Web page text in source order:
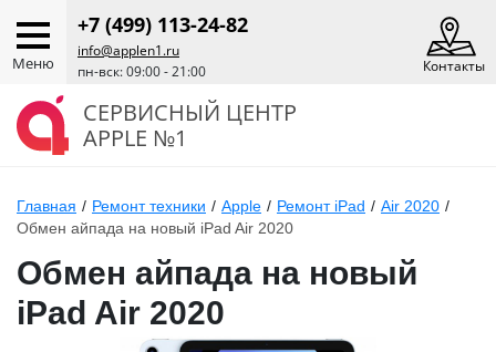
Меню
+7 (499) 113-24-82
info@applen1.ru
пн-вск: 09:00 - 21:00
Контакты
СЕРВИСНЫЙ ЦЕНТР
APPLE №1
Главная / Ремонт техники / Apple / Ремонт iPad / Air 2020 /
Обмен айпада на новый iPad Air 2020
Обмен айпада на новый
iPad Air 2020